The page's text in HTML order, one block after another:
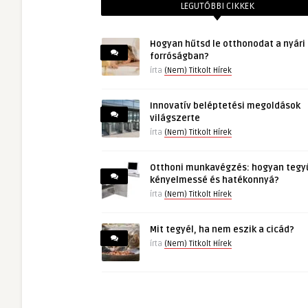
LEGUTÓBBI CIKKEK
Hogyan hűtsd le otthonodat a nyári
forróságban?
írta (Nem) Titkolt Hírek
Innovatív beléptetési megoldások
világszerte
írta (Nem) Titkolt Hírek
Otthoni munkavégzés: hogyan
kényelmessé és hatékonnyá?
írta (Nem) Titkolt Hírek
Mit tegyél, ha nem eszik a cicád?
írta (Nem) Titkolt Hírek